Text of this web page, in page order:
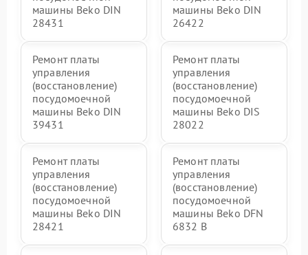
машины Beko DIN
28431
машины Beko DIN
26422
Ремонт платы
управления
(восстановление)
посудомоечной
машины Beko DIN
39431
Ремонт платы
управления
(восстановление)
посудомоечной
машины Beko DIS
28022
Ремонт платы
управления
(восстановление)
посудомоечной
машины Beko DIN
28421
Ремонт платы
управления
(восстановление)
посудомоечной
машины Beko DFN
6832 B